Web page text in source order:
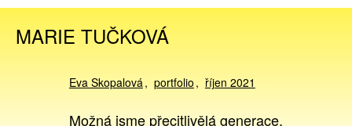
MARIE TUČKOVÁ
Eva Skopalová portfolio říjen 2021
Možná jsme přecitlivělá generace,